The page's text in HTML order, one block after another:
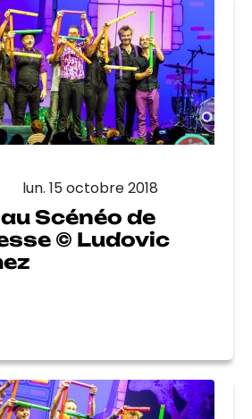
lun. 15 octobre 2018
Scénéo de
© Ludovic